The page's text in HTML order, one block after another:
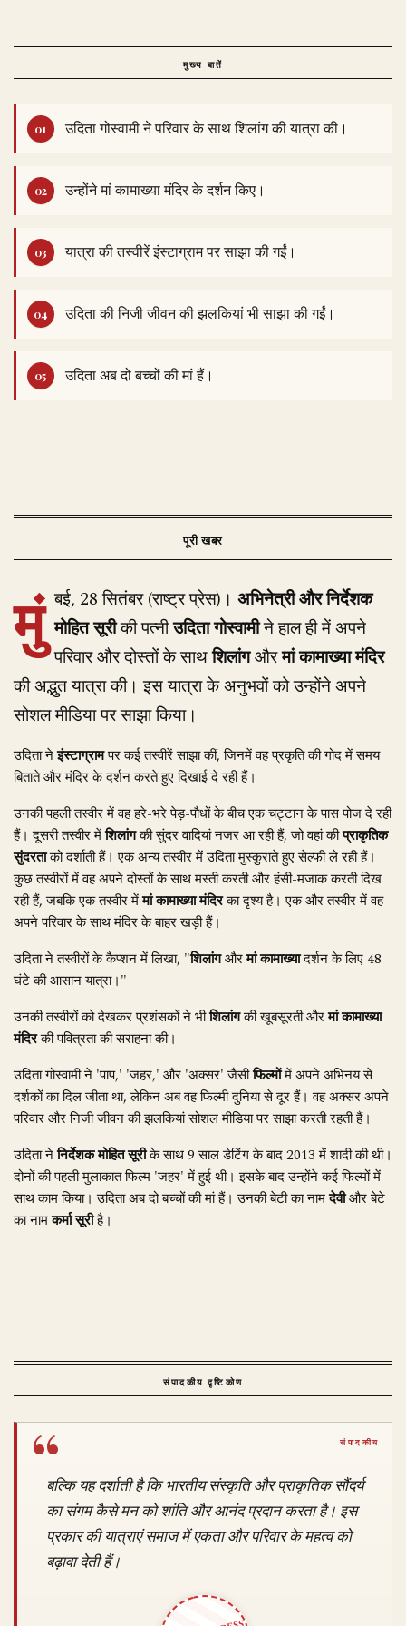
मुख्य बातें
उदिता गोस्वामी ने परिवार के साथ शिलांग की यात्रा की।
उन्होंने मां कामाख्या मंदिर के दर्शन किए।
यात्रा की तस्वीरें इंस्टाग्राम पर साझा की गईं।
उदिता की निजी जीवन की झलकियां भी साझा की गईं।
उदिता अब दो बच्चों की मां हैं।
मुं बई, 28 सितंबर (राष्ट्र प्रेस)। अभिनेत्री और निर्देशक
मोहित सूरीकी पत्नीउदिता गोस्वामीने हाल ही में अपने
परिवार और दोस्तों के साथशिलांगऔरमां कामाख्या मंदिर
की अद्भुत यात्रा की। इस यात्रा के अनुभवों को उन्होंने अपने
सोशल मीडिया पर साझा किया।
उदिता नेइंस्टाग्रामपर कई तस्वीरें साझा कीं, जिनमें वह प्रकृति की गोद में समय
बिताते और मंदिर के दर्शन करते हुए दिखाई दे रही हैं।
उनकी पहली तस्वीर में वह हरे-भरे पेड़-पौधों के बीच एक चट्टान के पास पोज दे रही
हैं। दूसरी तस्वीर मेंशिलांगकी सुंदर वादियां नजर आ रही हैं, जो वहां कीप्राकृतिक
सुंदरताको दर्शाती हैं। एक अन्य तस्वीर में उदिता मुस्कुराते हुए सेल्फी ले रही हैं।
कुछ तस्वीरों में वह अपने दोस्तों के साथ मस्ती करती और हंसी-मजाक करती दिख
रही हैं, जबकि एक तस्वीर मेंमां कामाख्या मंदिरका दृश्य है। एक और तस्वीर में वह
अपने परिवार के साथ मंदिर के बाहर खड़ी हैं।
उदिता ने तस्वीरों के कैप्शन में लिखा, "शिलांगऔरमां कामाख्यादर्शन के लिए 48
घंटे की आसान यात्रा।"
उनकी तस्वीरों को देखकर प्रशंसकों ने भीशिलांगकी खूबसूरती औरमां कामाख्या
मंदिरकी पवित्रता की सराहना की।
उदिता गोस्वामी ने 'पाप,' 'जहर,' और 'अक्सर' जैसीफिल्मोंमें अपने अभिनय से
दर्शकों का दिल जीता था, लेकिन अब वह फिल्मी दुनिया से दूर हैं। वह अक्सर अपने
परिवार और निजी जीवन की झलकियां सोशल मीडिया पर साझा करती रहती हैं।
उदिता नेनिर्देशक मोहित सूरीके साथ 9 साल डेटिंग के बाद 2013 में शादी की थी।
दोनों की पहली मुलाकात फिल्म 'जहर' में हुई थी। इसके बाद उन्होंने कई फिल्मों में
साथ काम किया। उदिता अब दो बच्चों की मां हैं। उनकी बेटी का नामदेवीऔर बेटे
का नामकर्मा सूरीहै।
संपादकीय दृष्टिकोण
बल्कि यह दर्शाती है कि भारतीय संस्कृति और प्राकृतिक सौंदर्य
का संगम कैसे मन को शांति और आनंद प्रदान करता है। इस
प्रकार की यात्राएं समाज में एकता और परिवार के महत्व को
बढ़ावा देती हैं।